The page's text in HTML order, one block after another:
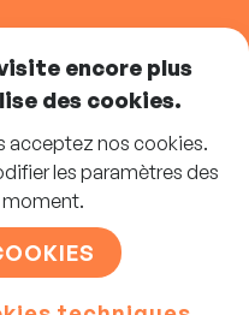
newsletter
encore plus
des cookies.
acceptez nos cookies.
les paramètres des